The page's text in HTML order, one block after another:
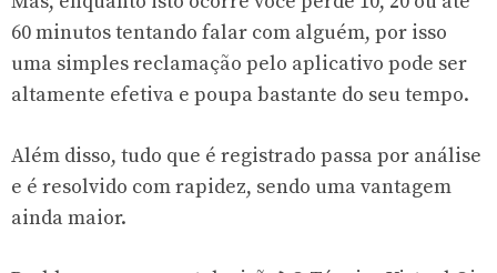
60 minutos tentando falar com alguém, por isso
uma simples reclamação pelo aplicativo pode ser
altamente efetiva e poupa bastante do seu tempo.
Além disso, tudo que é registrado passa por análise
e é resolvido com rapidez, sendo uma vantagem
ainda maior.